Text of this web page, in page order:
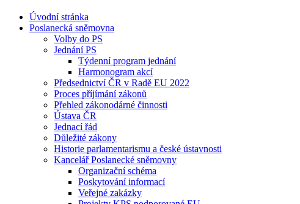
Úvodní stránka
Poslanecká sněmovna
Volby do PS
Jednání PS
Týdenní program jednání
Harmonogram akcí
Předsednictví ČR v Radě EU 2022
Proces příjímání zákonů
Přehled zákonodárné činnosti
Ústava ČR
Jednací řád
Důležité zákony
Historie parlamentarismu a české ústavnosti
Kancelář Poslanecké sněmovny
Organizační schéma
Poskytování informací
Veřejné zakázky